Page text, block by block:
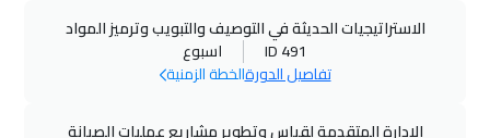
الاستراتيجيات الحديثة في التوصيف والتبويب وترميز المواد
ID 491
اسبوع
تفاصيل الدورةالخطة الزمنية
الادارة المتقدمة لقياس وتطوير مشاريع عمليات الصيانة